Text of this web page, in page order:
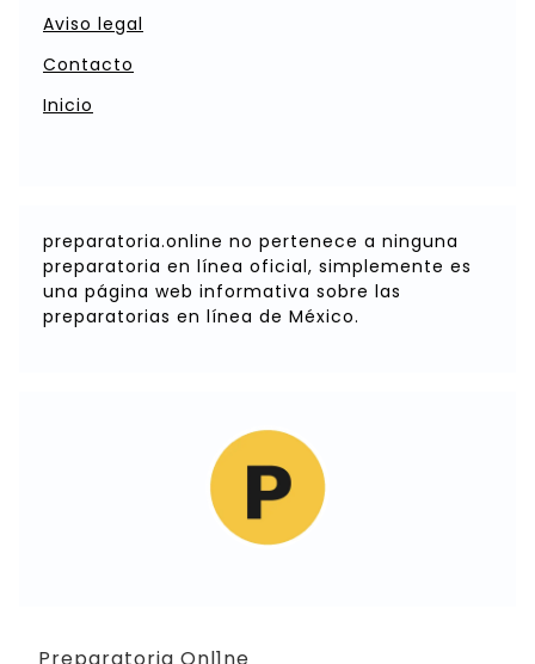
Aviso legal
Contacto
Inicio
preparatoria.online no pertenece a ninguna
preparatoria en línea oficial, simplemente es
una página web informativa sobre las
preparatorias en línea de México.